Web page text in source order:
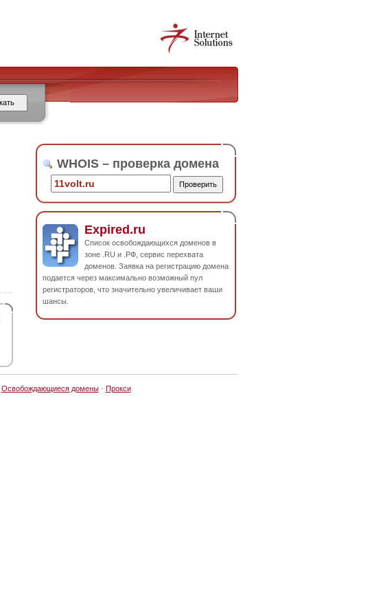
WHOIS – проверка домена
Expired.ru
Список освобождающихся доменов в
зоне .RU и .РФ, сервис перехвата
доменов. Заявка на регистрацию домена
подается через максимально возможный пул
регистраторов, что значительно увеличивает ваши
шансы.
Освобождающиеся домены· Прокси